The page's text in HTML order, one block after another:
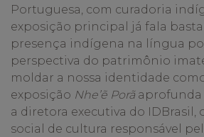
Portuguesa, com curadoria
exposição principal já fala
presença indígena na língua
perspectiva do patrimônio
moldar a nossa identidade
exposição Nhe’ẽ Porã aprofunda
a diretora executiva do IDBrasil,
social de cultura responsável